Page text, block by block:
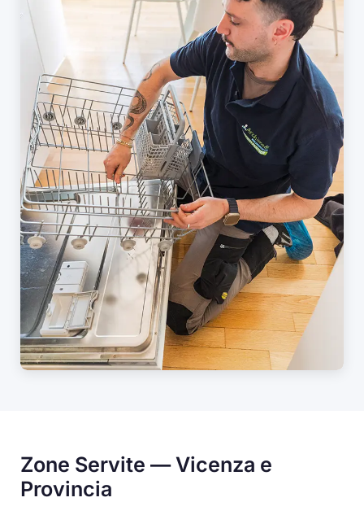
Zone Servite — Vicenza e
Provincia